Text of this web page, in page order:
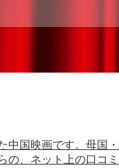
中国映画です。母国・
の、ネット上の口コミ